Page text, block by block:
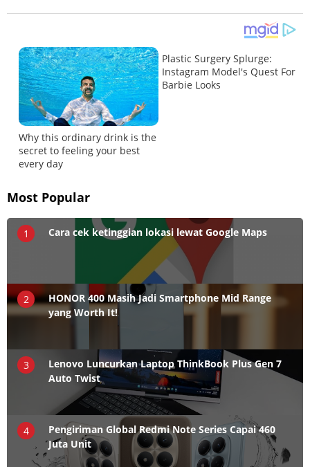
Most Popular
1 Cara cek ketinggian lokasi lewat Google Maps
2
HONOR 400 Masih Jadi Smartphone Mid Range
yang Worth It!
3
Lenovo Luncurkan Laptop ThinkBook Plus Gen 7
Auto Twist
4
Pengiriman Global Redmi Note Series Capai 460
Juta Unit